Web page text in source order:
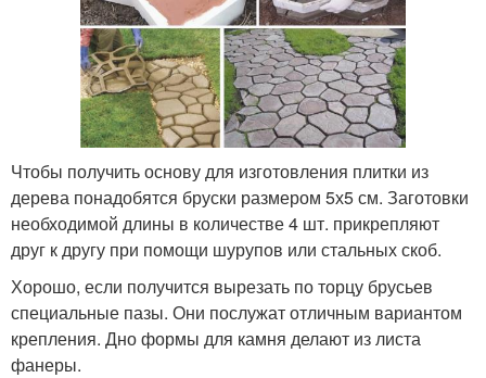
Чтобы получить основу для изготовления плитки из
дерева понадобятся бруски размером 5х5 см. Заготовки
необходимой длины в количестве 4 шт. прикрепляют
друг к другу при помощи шурупов или стальных скоб.
Хорошо, если получится вырезать по торцу брусьев
специальные пазы. Они послужат отличным вариантом
крепления. Дно формы для камня делают из листа
фанеры.